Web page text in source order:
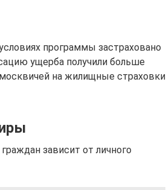
программы застраховано
ущерба получили больше
на жилищные страховки
зависит от личного